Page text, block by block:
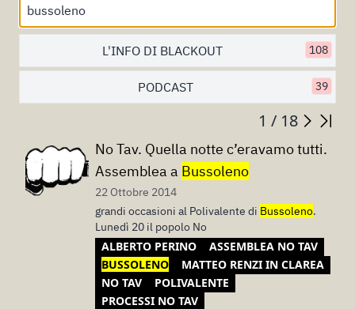
L'INFO DI BLACKOUT 108
PODCAST 39
1 / 18
No Tav. Quella notte c’eravamo tutti.
Assemblea a Bussoleno
22 Ottobre 2014
grandi occasioni al Polivalente di Bussoleno.
Lunedì 20 il popolo No
ALBERTO PERINO
ASSEMBLEA NO TAV
BUSSOLENO
MATTEO RENZI IN CLAREA
NO TAV
POLIVALENTE
PROCESSI NO TAV